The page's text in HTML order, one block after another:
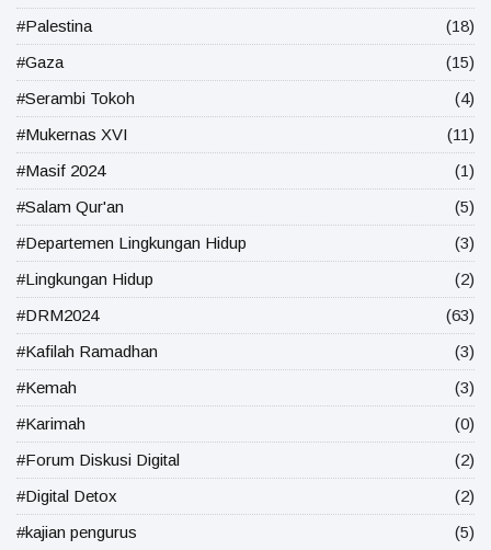
#Palestina
(18)
#Gaza
(15)
#Serambi Tokoh
(4)
#Mukernas XVI
(11)
#Masif 2024
(1)
#Salam Qur'an
(5)
#Departemen Lingkungan Hidup
(3)
#Lingkungan Hidup
(2)
#DRM2024
(63)
#Kafilah Ramadhan
(3)
#Kemah
(3)
#Karimah
(0)
#Forum Diskusi Digital
(2)
#Digital Detox
(2)
#kajian pengurus
(5)